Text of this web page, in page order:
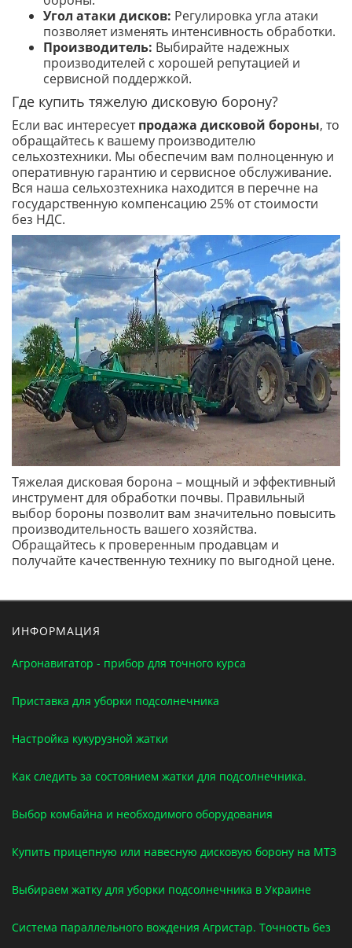
Угол атаки дисков: Регулировка угла атаки
позволяет изменять интенсивность обработки.
Производитель: Выбирайте надежных
производителей с хорошей репутацией и
сервисной поддержкой.
Где купить тяжелую дисковую борону?
Если вас интересуетпродажа дисковой бороны, то
обращайтесь к вашему производителю
сельхозтехники. Мы обеспечим вам полноценную и
оперативную гарантию и сервисное обслуживание.
Вся наша сельхозтехника находится в перечне на
государственную компенсацию 25% от стоимости
без НДС.
Тяжелая дисковая борона – мощный и эффективный
инструмент для обработки почвы. Правильный
выбор бороны позволит вам значительно повысить
производительность вашего хозяйства.
Обращайтесь к проверенным продавцам и
получайте качественную технику по выгодной цене.
ИНФОРМАЦИЯ
Агронавигатор - прибор для точного курса
Приставка для уборки подсолнечника
Настройка кукурузной жатки
Как следить за состоянием жатки для подсолнечника.
Выбор комбайна и необходимого оборудования
Купить прицепную или навесную дисковую борону на МТЗ
Выбираем жатку для уборки подсолнечника в Украине
Система параллельного вождения Агристар. Точность без